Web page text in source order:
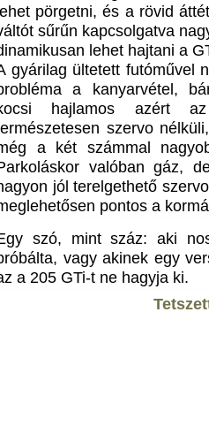
lehet pörgetni, és a rövid
sűrűn kapcsolgatva
lehet hajtani a
gyárilag ültetett futóművel
a kanyarvétel,
hajlamos azért az
szervo
a két számmal
valóban gáz,
jól terelgethető
pontos a
szó, mint száz: aki
vagy akinek egy
a 205 GTi-t ne hagyja ki.